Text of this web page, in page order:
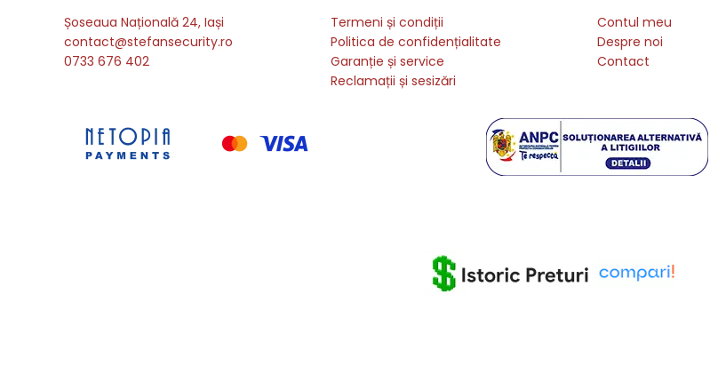
Șoseaua Națională 24, Iași
contact@stefansecurity.ro
0733 676 402
Termeni și condiții
Politica de confidențialitate
Garanție și service
Reclamații și sesizări
Contul meu
Despre noi
Contact